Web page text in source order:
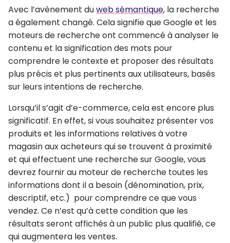
Avec l’avènement duweb sémantique, la recherche
a également changé. Cela signifie que Google et les
moteurs de recherche ont commencé àanalyser le
contenu et la signification des mots pour
comprendre le contexte et proposer des résultats
plus précis et plus pertinents aux utilisateurs, basés
sur leurs intentions de recherche.
Lorsqu’il s’agit d’e-commerce, cela est encore plus
significatif. En effet, si vous souhaitez présenter vos
produits et les informations relatives à votre
magasin aux acheteurs qui se trouvent à proximité
et qui effectuent une recherche sur Google, vous
devrez fournir au moteur de recherche toutes les
informations dont il a besoin (dénomination, prix,
descriptif, etc.) pour comprendre ce que vous
vendez. Ce n’est qu’à cette condition que les
résultats seront affichés à un public plus qualifié, ce
qui augmentera les ventes.